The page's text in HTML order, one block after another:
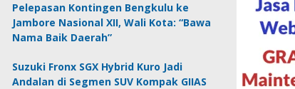
Pelepasan Kontingen Bengkulu ke
Jambore Nasional XII, Wali Kota: “Bawa
Nama Baik Daerah”
Suzuki Fronx SGX Hybrid Kuro Jadi
Andalan di Segmen SUV Kompak GIIAS